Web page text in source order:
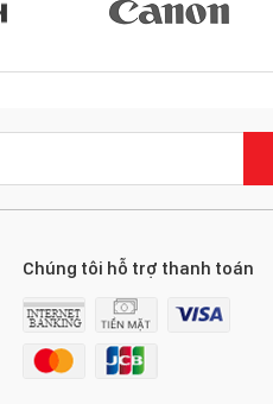
Chúng tôi hỗ trợ thanh toán